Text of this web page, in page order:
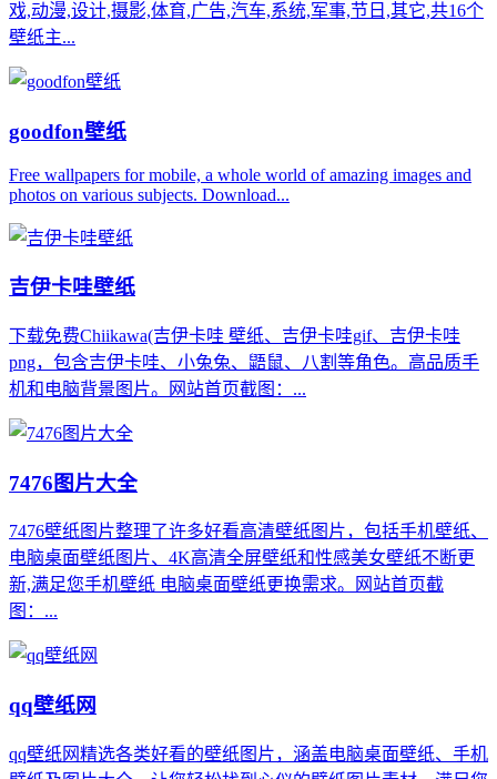
戏,动漫,设计,摄影,体育,广告,汽车,系统,军事,节日,其它,共16个
壁纸主...
goodfon壁纸
Free wallpapers for mobile, a whole world of amazing images and
photos on various subjects. Download...
吉伊卡哇壁纸
下载免费Chiikawa(吉伊卡哇 壁纸、吉伊卡哇gif、吉伊卡哇
png，包含吉伊卡哇、小兔兔、鼯鼠、八割等角色。高品质手
机和电脑背景图片。网站首页截图：...
7476图片大全
7476壁纸图片整理了许多好看高清壁纸图片，包括手机壁纸、
电脑桌面壁纸图片、4K高清全屏壁纸和性感美女壁纸不断更
新,满足您手机壁纸 电脑桌面壁纸更换需求。网站首页截
图：...
qq壁纸网
qq壁纸网精选各类好看的壁纸图片，涵盖电脑桌面壁纸、手机